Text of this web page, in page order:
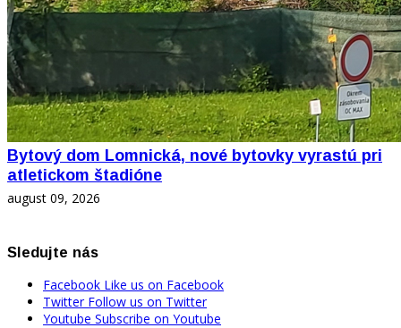
Bytový dom Lomnická, nové bytovky vyrastú pri
atletickom štadióne
august 09, 2026
Sledujte nás
Facebook Like us on Facebook
Twitter Follow us on Twitter
Youtube Subscribe on Youtube